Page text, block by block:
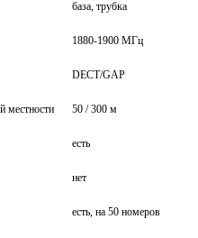
база, трубка
1880-1900 МГц
DECT/GAP
местности 50 / 300 м
есть
нет
есть, на 50 номеров